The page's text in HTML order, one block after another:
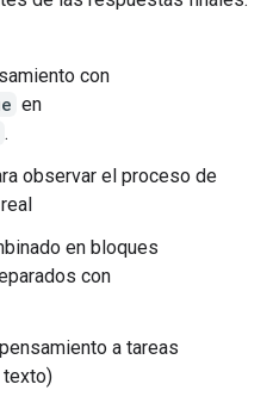
It's a picture of the
detail):* The image
(Grouping
the environment
specific foreground
original prompt:** (The
Gate Bridge**
what is visible:
con
en
.
observar el proceso de
en bloques
con
a tareas
texto)